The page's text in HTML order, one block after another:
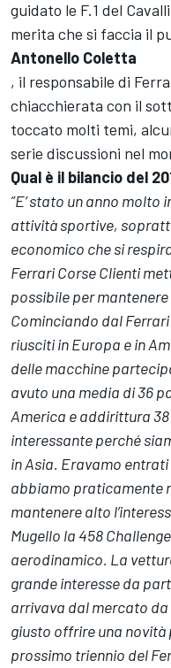
guidato le F.1 del
merita che si faccia il
Antonello Coletta
, il responsabile di
chiacchierata con il
toccato molti temi,
serie discussioni nel
Qual è il bilancio del
”E’ stato un anno
attività sportive,
economico che si
Ferrari Corse Clienti
possibile per
Cominciando dal
riusciti in Europa e in
delle macchine
avuto una media di 36
America e addirittura 38
interessante perché
in Asia. Eravamo
abbiamo praticamente
mantenere alto
Mugello la 458
aerodinamico. La
grande interesse da
arrivava dal mercato
giusto offrire una
prossimo triennio del